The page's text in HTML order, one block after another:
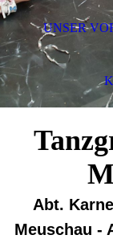
Abt.
Meuschau -
UNSER